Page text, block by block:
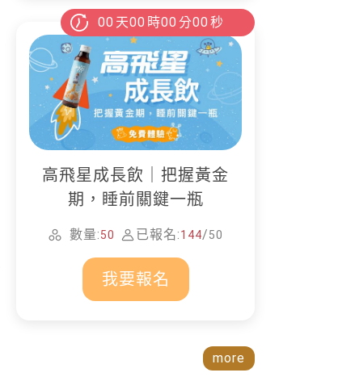
00 天00 時00 分00 秒
高飛星成長飲｜把握黃金
期，睡前關鍵一瓶
數量:50 已報名:144/50
我要報名
more